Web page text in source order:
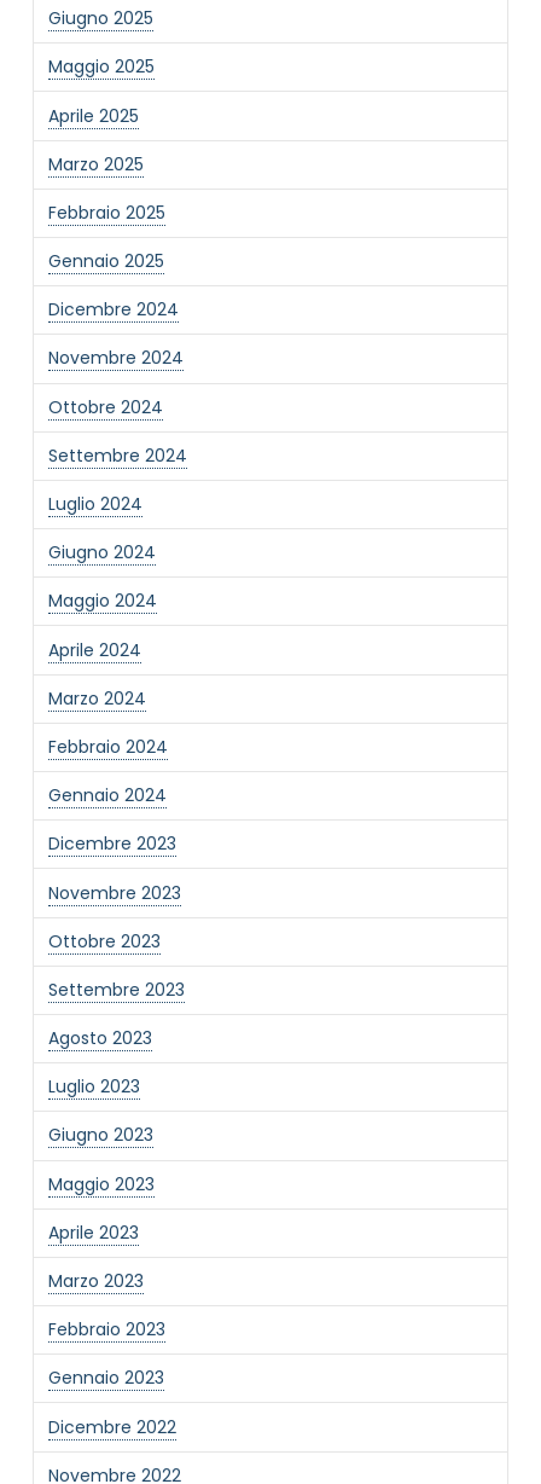
Giugno 2025
Maggio 2025
Aprile 2025
Marzo 2025
Febbraio 2025
Gennaio 2025
Dicembre 2024
Novembre 2024
Ottobre 2024
Settembre 2024
Luglio 2024
Giugno 2024
Maggio 2024
Aprile 2024
Marzo 2024
Febbraio 2024
Gennaio 2024
Dicembre 2023
Novembre 2023
Ottobre 2023
Settembre 2023
Agosto 2023
Luglio 2023
Giugno 2023
Maggio 2023
Aprile 2023
Marzo 2023
Febbraio 2023
Gennaio 2023
Dicembre 2022
Novembre 2022
NOME STRUTTURA*
MAIL REFERENTE*
MOTIVO DEL CONTATTO*
Informativa Privacy
Ho preso visione dell'informativa privacy
Privacy Policy completa
Newsletter
Desidero rimanere aggiornato sulle ultime
novità dell'Associazione tramite l'iscrizione alla
newsletter
Invia